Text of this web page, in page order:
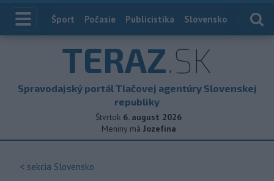
Index
Šport Počasie Publicistika Slovensko
TERAZ.SK
Spravodajský portál Tlačovej agentúry Slovenskej
republiky
Štvrtok 6. august 2026
Meniny má Jozefína
< sekcia Slovensko